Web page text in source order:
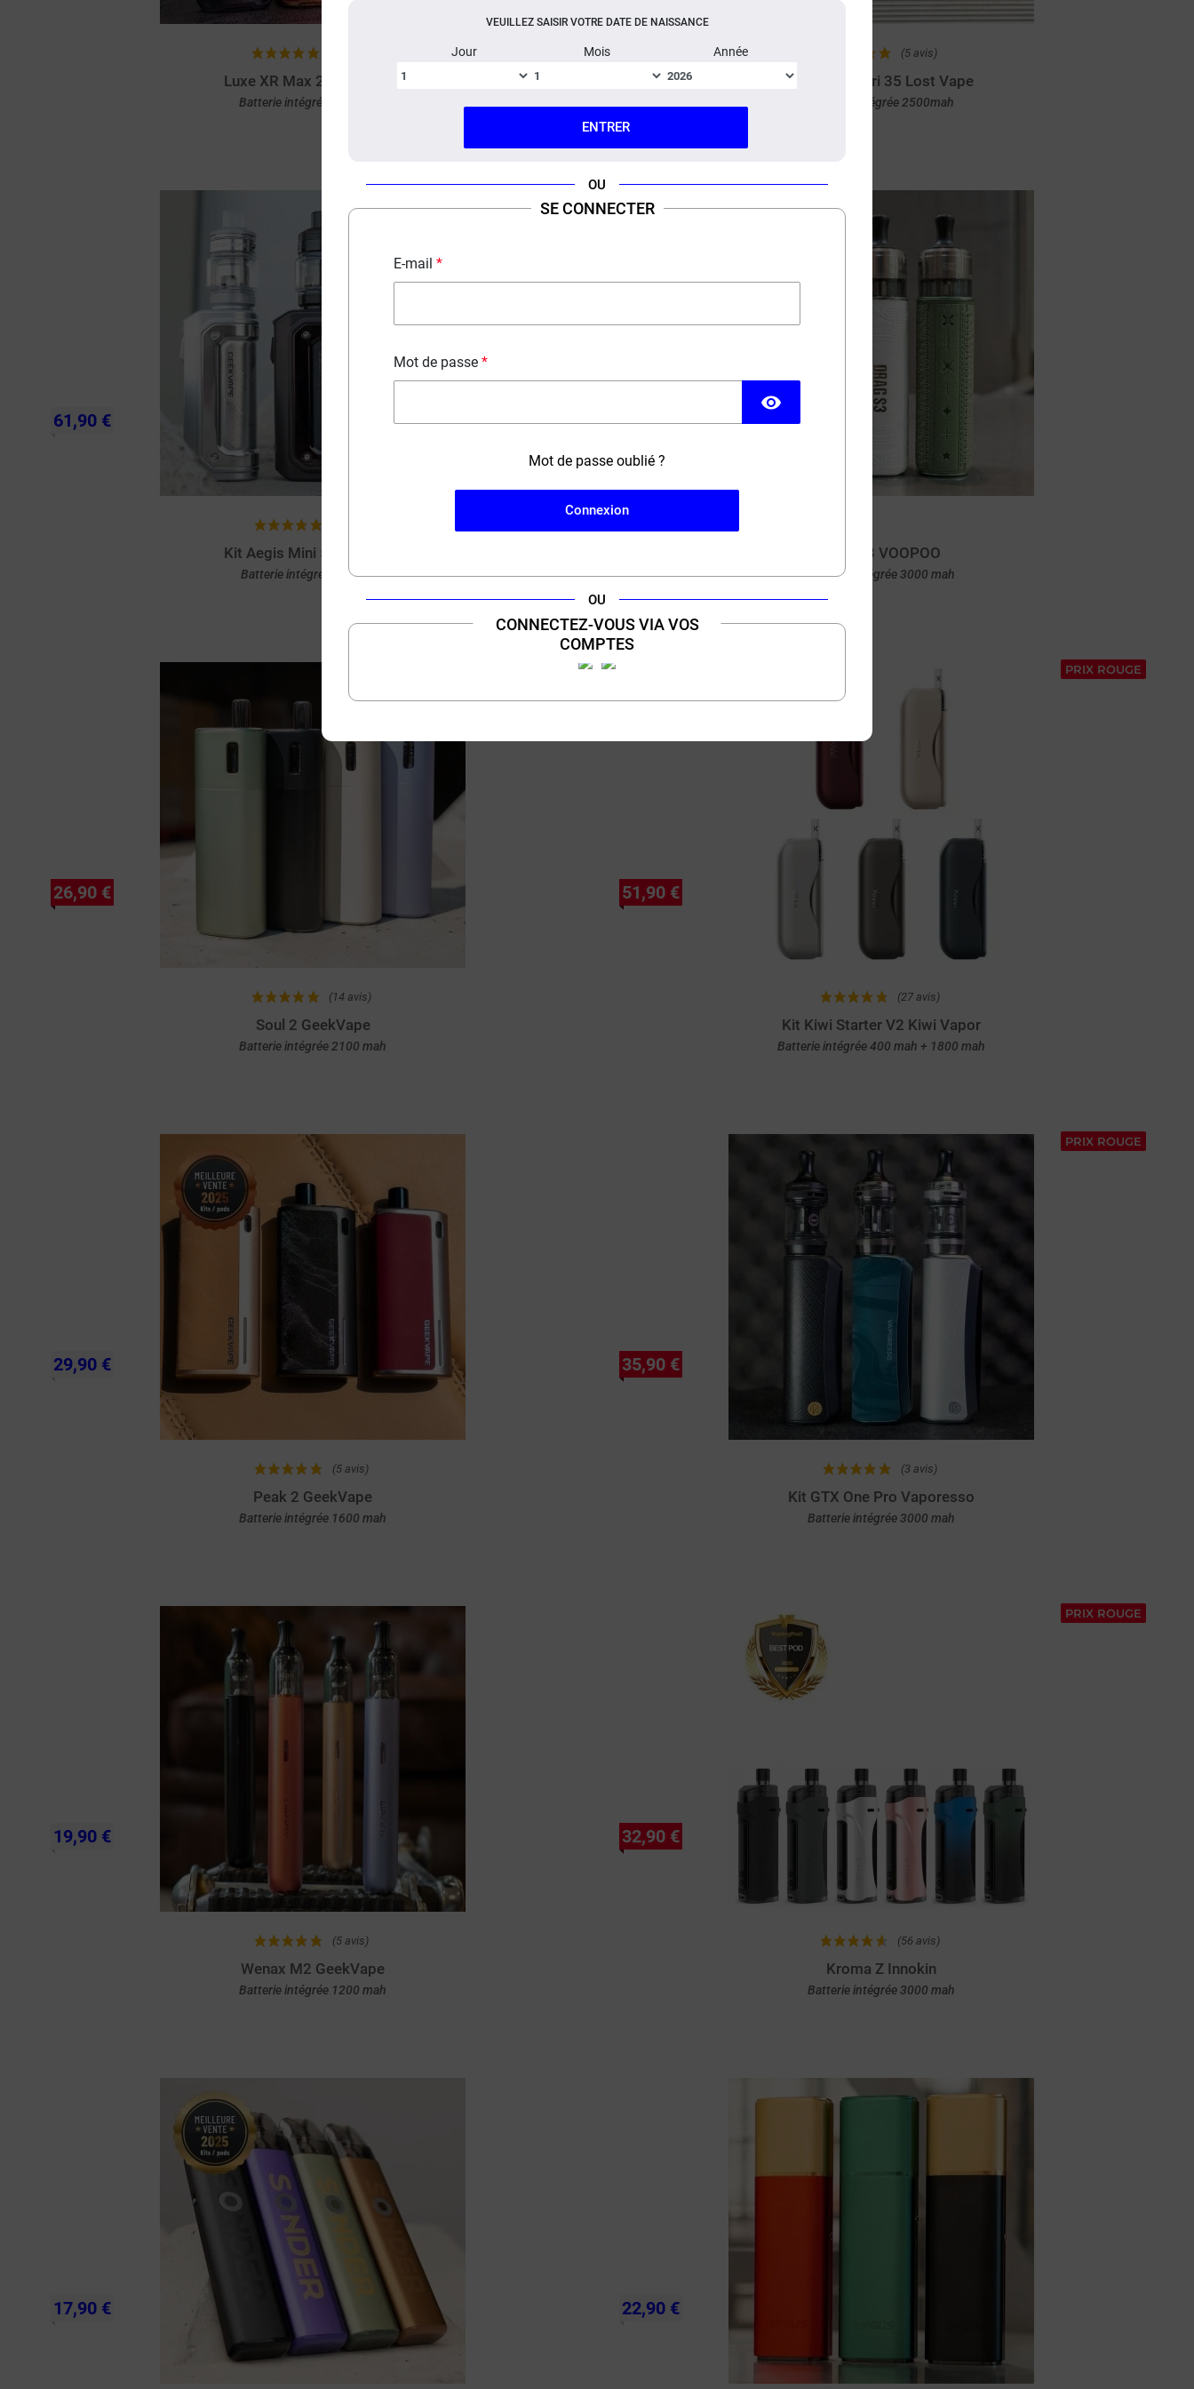
VEUILLEZ SAISIR VOTRE DATE DE NAISSANCE
Jour Mois Année
ENTRER
OU
SE CONNECTER
E-mail
Mot de passe
visibility
Mot de passe oublié ?
Connexion
OU
CONNECTEZ-VOUS VIA VOS
COMPTES
Luxe XR Max 2 Vaporesso
Batterie intégrée 3200 mah
(5 avis)
Centaurus Ori 35 Lost Vape
Batterie intégrée 2500mah
Kit Aegis Mini 5 GeekVape
Batterie intégrée 3200mah
61,90 €
Drag S3 VOOPOO
Batterie intégrée 3000 mah
43,90 €
(14 avis)
Soul 2 GeekVape
Batterie intégrée 2100 mah
26,90 €
PRIX ROUGE
(27 avis)
Kit Kiwi Starter V2 Kiwi Vapor
Batterie intégrée 400 mah + 1800 mah
51,90 €
(5 avis)
Peak 2 GeekVape
Batterie intégrée 1600 mah
29,90 €
PRIX ROUGE
(3 avis)
Kit GTX One Pro Vaporesso
Batterie intégrée 3000 mah
35,90 €
(5 avis)
Wenax M2 GeekVape
Batterie intégrée 1200 mah
19,90 €
PRIX ROUGE
(56 avis)
Kroma Z Innokin
Batterie intégrée 3000 mah
32,90 €
17,90 € 22,90 €